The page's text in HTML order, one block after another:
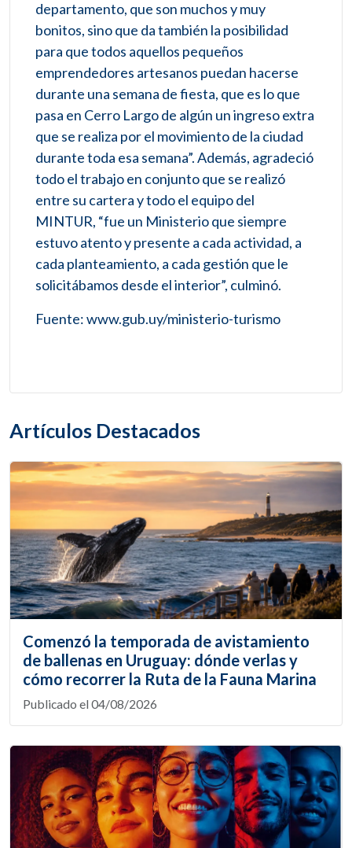
departamento, que son muchos y muy
bonitos, sino que da también la posibilidad
para que todos aquellos pequeños
emprendedores artesanos puedan hacerse
durante una semana de fiesta, que es lo que
pasa en Cerro Largo de algún un ingreso extra
que se realiza por el movimiento de la ciudad
durante toda esa semana”. Además, agradeció
todo el trabajo en conjunto que se realizó
entre su cartera y todo el equipo del
MINTUR, “fue un Ministerio que siempre
estuvo atento y presente a cada actividad, a
cada planteamiento, a cada gestión que le
solicitábamos desde el interior”, culminó.
Fuente: www.gub.uy/ministerio-turismo
Artículos Destacados
Comenzó la temporada de avistamiento
de ballenas en Uruguay: dónde verlas y
cómo recorrer la Ruta de la Fauna Marina
Publicado el 04/08/2026